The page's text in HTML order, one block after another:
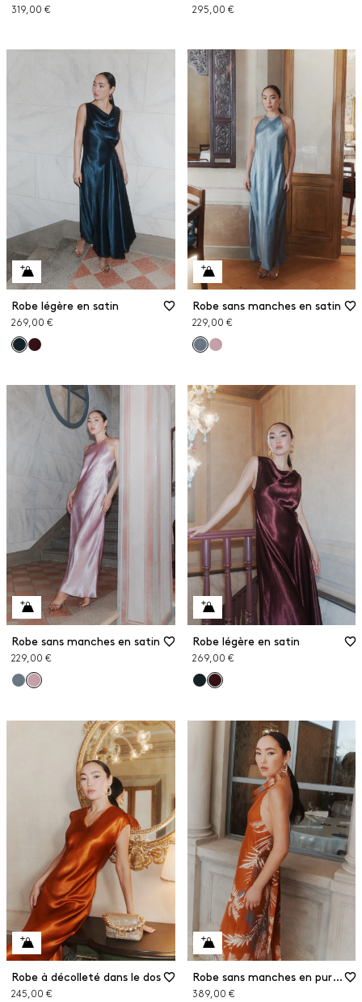
319,00 € 295,00 €
Robe légère en satin
269,00 €
Robe sans manches en satin
229,00 €
Robe sans manches en satin
229,00 €
Robe légère en satin
269,00 €
Robe à décolleté dans le dos
245,00 €
Robe sans manches en pure soie
389,00 €